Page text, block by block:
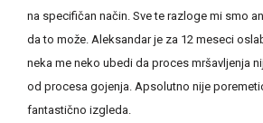
na specifičan način. Sve te razloge mi smo
da to može. Aleksandar je za 12 meseci
neka me neko ubedi da proces mršavljenja
od procesa gojenja. Apsolutno nije
fantastično izgleda.